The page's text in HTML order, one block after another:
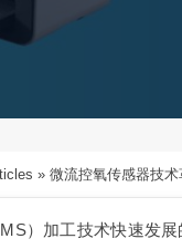
» 微流控氧传感器技
）加工技术快速发